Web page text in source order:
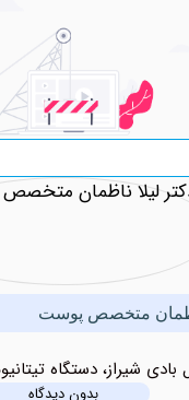
متخصص پوست
تیتانیوم 2023برای کل بدن
بدون دیدگاه